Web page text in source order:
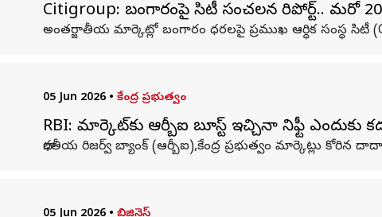
Citigroup: బంగారంపై సిటీ సంచలన రిపోర్ట్.. మరో
అంతర్జాతీయ మార్కెట్లో బంగారం ధరలపై ప్రముఖ ఆర్థిక సంస్థ సిటీ
05 Jun 2026 • కేంద్ర ప్రభుత్వం
RBI: మార్కెట్‌కు ఆర్బీఐ బూస్ట్ ఇచ్చినా నిఫ్టీ ఎందుకు
భారతీయ రిజర్వ్ బ్యాంక్ (ఆర్బీఐ),కేంద్ర ప్రభుత్వం మార్కెట్లు కోరిన